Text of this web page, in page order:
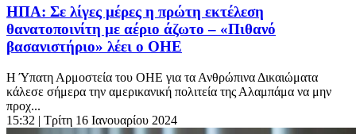
ΗΠΑ: Σε λίγες μέρες η πρώτη εκτέλεση
θανατοποινίτη με αέριο άζωτο – «Πιθανό
βασανιστήριο» λέει ο ΟΗΕ
Η Ύπατη Αρμοστεία του ΟΗΕ για τα Ανθρώπινα Δικαιώματα
κάλεσε σήμερα την αμερικανική πολιτεία της Αλαμπάμα να μην
προχ...
15:32 | Τρίτη 16 Ιανουαρίου 2024